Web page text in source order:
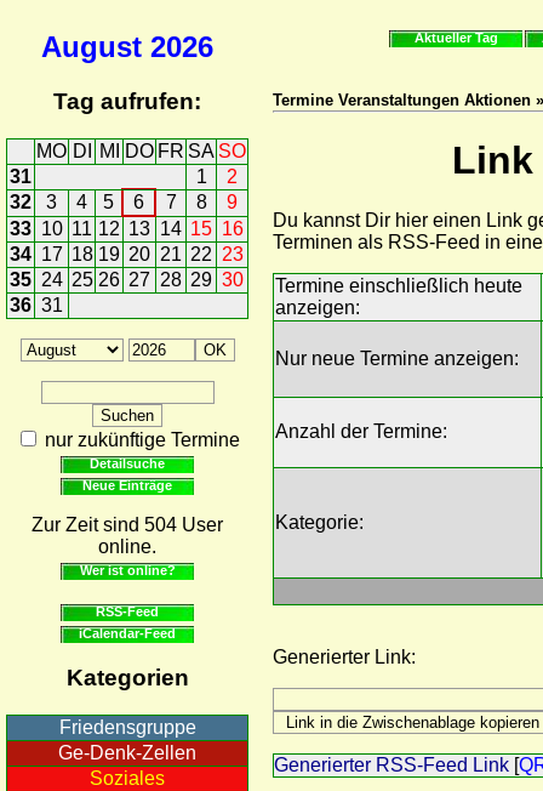
August 2026
Tag aufrufen:
MO DI MI DO FR SA SO
31
1
2
32
3 4 5 6 7 8
9
33 10 11 12 13 14 15 16
34 17 18 19 20 21 22 23
35 24 25 26 27 28 29 30
36 31
nur zukünftige Termine
Detailsuche
Neue Einträge
Zur Zeit sind 504 User
online.
Wer ist online?
RSS-Feed
iCalendar-Feed
Kategorien
Friedensgruppe
Ge-Denk-Zellen
Soziales
Aktueller Tag
Termine Veranstaltungen Aktionen
Link
Du kannst Dir hier einen Link
Terminen als RSS-Feed in
Termine einschließlich heute
anzeigen:
Nur neue Termine anzeigen:
Anzahl der Termine:
Kategorie:
Generierter Link:
Generierter RSS-Feed Link [